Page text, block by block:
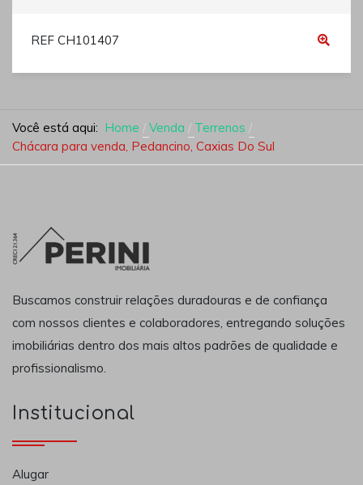
REF CH101407
Você está aqui: Home Venda
Terrenos
Chácara para venda, Pedancino, Caxias Do Sul
Buscamos construir relações duradouras e de confiança
com nossos clientes e colaboradores, entregando soluções
imobiliárias dentro dos mais altos padrões de qualidade e
profissionalismo.
Institucional
Alugar